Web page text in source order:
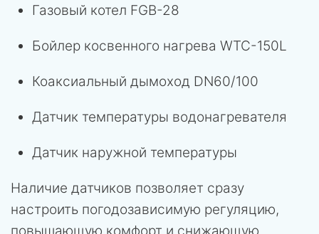
Газовый котел FGB-28
Бойлер косвенного нагрева WTC-150L
Коаксиальный дымоход DN60/100
Датчик температуры водонагревателя
Датчик наружной температуры
Наличие датчиков позволяет сразу
настроить погодозависимую регуляцию,